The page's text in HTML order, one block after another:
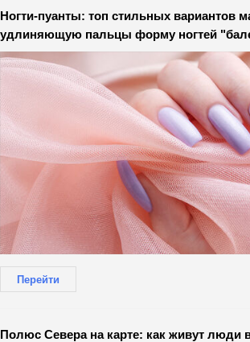
Ногти-пуанты: топ стильных вариантов
удлиняющую пальцы форму ногтей
Перейти
Полюс Севера на карте: как живут люди